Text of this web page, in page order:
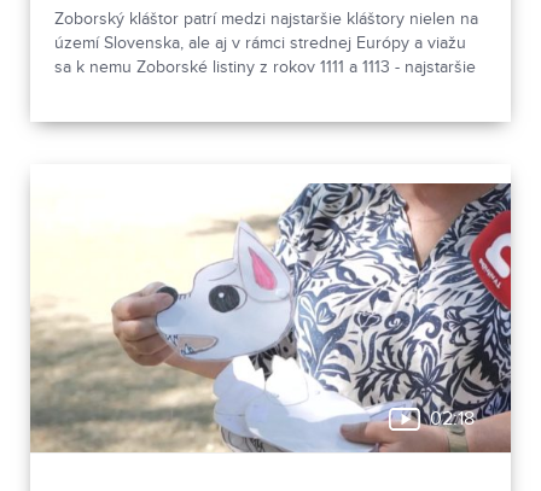
Zoborský kláštor patrí medzi najstaršie kláštory nielen na
území Slovenska, ale aj v rámci strednej Európy a viažu
sa k nemu Zoborské listiny z rokov 1111 a 1113 - najstaršie
02:18